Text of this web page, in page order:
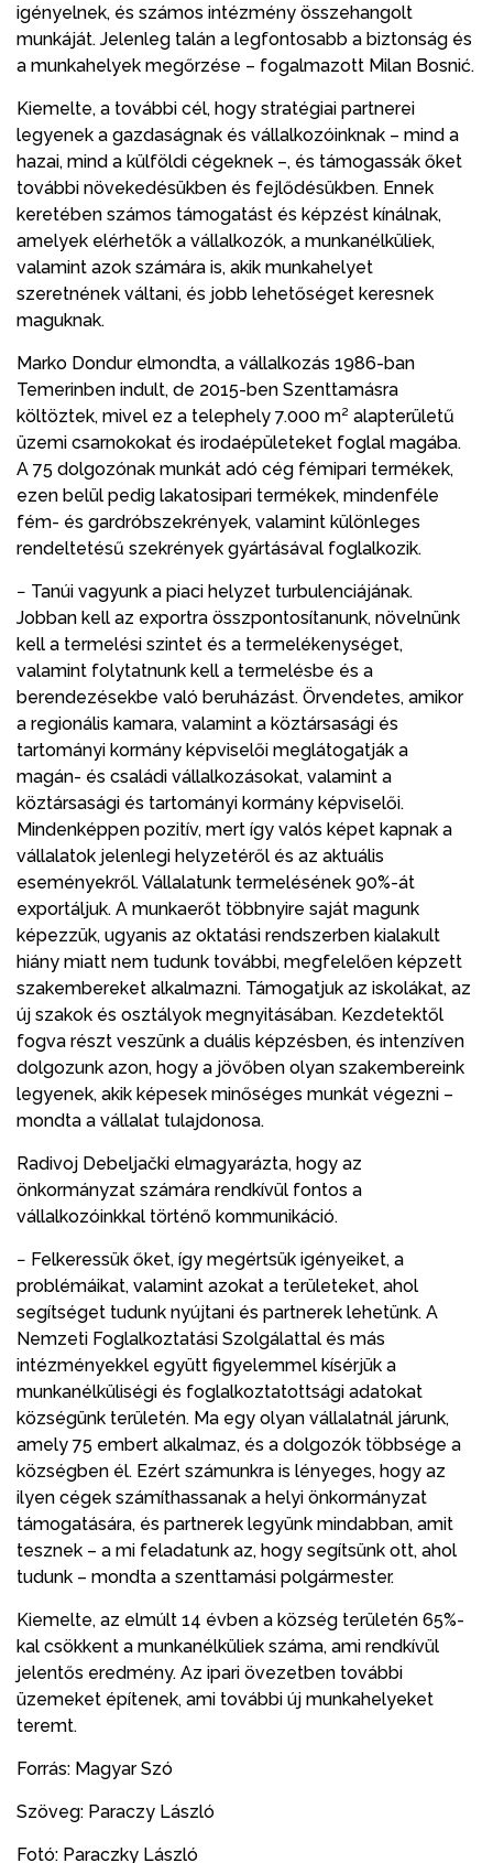
igényelnek, és számos intézmény összehangolt
munkáját. Jelenleg talán a legfontosabb a biztonság és
a munkahelyek megőrzése – fogalmazott Milan Bosnić.
Kiemelte, a további cél, hogy stratégiai partnerei
legyenek a gazdaságnak és vállalkozóinknak – mind a
hazai, mind a külföldi cégeknek –, és támogassák őket
további növekedésükben és fejlődésükben. Ennek
keretében számos támogatást és képzést kínálnak,
amelyek elérhetők a vállalkozók, a munkanélküliek,
valamint azok számára is, akik munkahelyet
szeretnének váltani, és jobb lehetőséget keresnek
maguknak.
Marko Dondur elmondta, a vállalkozás 1986-ban
Temerinben indult, de 2015-ben Szenttamásra
költöztek, mivel ez a telephely 7.000 m² alapterületű
üzemi csarnokokat és irodaépületeket foglal magába.
A 75 dolgozónak munkát adó cég fémipari termékek,
ezen belül pedig lakatosipari termékek, mindenféle
fém- és gardróbszekrények, valamint különleges
rendeltetésű szekrények gyártásával foglalkozik.
− Tanúi vagyunk a piaci helyzet turbulenciájának.
Jobban kell az exportra összpontosítanunk, növelnünk
kell a termelési szintet és a termelékenységet,
valamint folytatnunk kell a termelésbe és a
berendezésekbe való beruházást. Örvendetes, amikor
a regionális kamara, valamint a köztársasági és
tartományi kormány képviselői meglátogatják a
magán- és családi vállalkozásokat, valamint a
köztársasági és tartományi kormány képviselői.
Mindenképpen pozitív, mert így valós képet kapnak a
vállalatok jelenlegi helyzetéről és az aktuális
eseményekről. Vállalatunk termelésének 90%-át
exportáljuk. A munkaerőt többnyire saját magunk
képezzük, ugyanis az oktatási rendszerben kialakult
hiány miatt nem tudunk további, megfelelően képzett
szakembereket alkalmazni. Támogatjuk az iskolákat, az
új szakok és osztályok megnyitásában. Kezdetektől
fogva részt veszünk a duális képzésben, és intenzíven
dolgozunk azon, hogy a jövőben olyan szakembereink
legyenek, akik képesek minőséges munkát végezni –
mondta a vállalat tulajdonosa.
Radivoj Debeljački elmagyarázta, hogy az
önkormányzat számára rendkívül fontos a
vállalkozóinkkal történő kommunikáció.
− Felkeressük őket, így megértsük igényeiket, a
problémáikat, valamint azokat a területeket, ahol
segítséget tudunk nyújtani és partnerek lehetünk. A
Nemzeti Foglalkoztatási Szolgálattal és más
intézményekkel együtt figyelemmel kísérjük a
munkanélküliségi és foglalkoztatottsági adatokat
községünk területén. Ma egy olyan vállalatnál járunk,
amely 75 embert alkalmaz, és a dolgozók többsége a
községben él. Ezért számunkra is lényeges, hogy az
ilyen cégek számíthassanak a helyi önkormányzat
támogatására, és partnerek legyünk mindabban, amit
tesznek – a mi feladatunk az, hogy segítsünk ott, ahol
tudunk – mondta a szenttamási polgármester.
Kiemelte, az elmúlt 14 évben a község területén 65%-
kal csökkent a munkanélküliek száma, ami rendkívül
jelentős eredmény. Az ipari övezetben további
üzemeket építenek, ami további új munkahelyeket
teremt.
Forrás: Magyar Szó
Szöveg: Paraczy László
Fotó: Paraczky László